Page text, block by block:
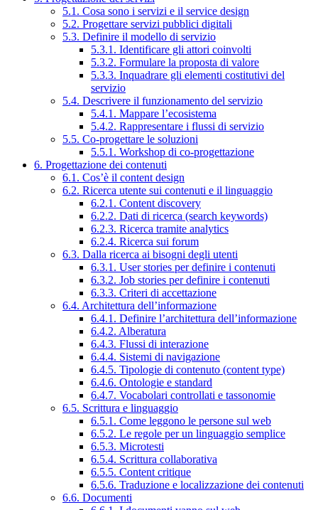
5.1. Cosa sono i servizi e il service design
5.2. Progettare servizi pubblici digitali
5.3. Definire il modello di servizio
5.3.1. Identificare gli attori coinvolti
5.3.2. Formulare la proposta di valore
5.3.3. Inquadrare gli elementi costitutivi del
servizio
5.4. Descrivere il funzionamento del servizio
5.4.1. Mappare l’ecosistema
5.4.2. Rappresentare i flussi di servizio
5.5. Co-progettare le soluzioni
5.5.1. Workshop di co-progettazione
6. Progettazione dei contenuti
6.1. Cos’è il content design
6.2. Ricerca utente sui contenuti e il linguaggio
6.2.1. Content discovery
6.2.2. Dati di ricerca (search keywords)
6.2.3. Ricerca tramite analytics
6.2.4. Ricerca sui forum
6.3. Dalla ricerca ai bisogni degli utenti
6.3.1. User stories per definire i contenuti
6.3.2. Job stories per definire i contenuti
6.3.3. Criteri di accettazione
6.4. Architettura dell’informazione
6.4.1. Definire l’architettura dell’informazione
6.4.2. Alberatura
6.4.3. Flussi di interazione
6.4.4. Sistemi di navigazione
6.4.5. Tipologie di contenuto (content type)
6.4.6. Ontologie e standard
6.4.7. Vocabolari controllati e tassonomie
6.5. Scrittura e linguaggio
6.5.1. Come leggono le persone sul web
6.5.2. Le regole per un linguaggio semplice
6.5.3. Microtesti
6.5.4. Scrittura collaborativa
6.5.5. Content critique
6.5.6. Traduzione e localizzazione dei contenuti
6.6. Documenti